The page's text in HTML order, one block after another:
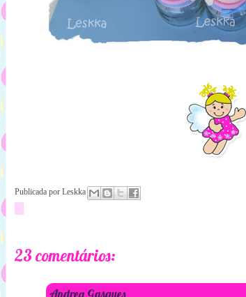
Publicada por Leskka
23 comentários:
Andrea Gasques